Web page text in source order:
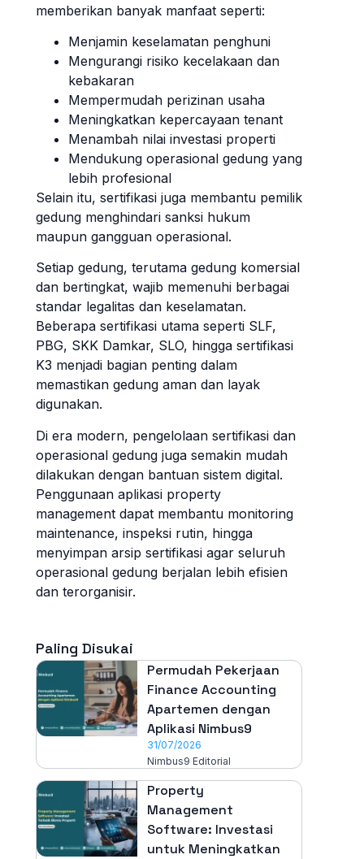
memberikan banyak manfaat seperti:
Menjamin keselamatan penghuni
Mengurangi risiko kecelakaan dan
kebakaran
Mempermudah perizinan usaha
Meningkatkan kepercayaan tenant
Menambah nilai investasi properti
Mendukung operasional gedung yang
lebih profesional
Selain itu, sertifikasi juga membantu pemilik
gedung menghindari sanksi hukum
maupun gangguan operasional.
Setiap gedung, terutama gedung komersial
dan bertingkat, wajib memenuhi berbagai
standar legalitas dan keselamatan.
Beberapa sertifikasi utama seperti SLF,
PBG, SKK Damkar, SLO, hingga sertifikasi
K3 menjadi bagian penting dalam
memastikan gedung aman dan layak
digunakan.
Di era modern, pengelolaan sertifikasi dan
operasional gedung juga semakin mudah
dilakukan dengan bantuan sistem digital.
Penggunaan aplikasi property
management dapat membantu monitoring
maintenance, inspeksi rutin, hingga
menyimpan arsip sertifikasi agar seluruh
operasional gedung berjalan lebih efisien
dan terorganisir.
Paling Disukai
Permudah Pekerjaan
Finance Accounting
Apartemen dengan
Aplikasi Nimbus9
31/07/2026
Nimbus9 Editorial
Property
Management
Software: Investasi
untuk Meningkatkan